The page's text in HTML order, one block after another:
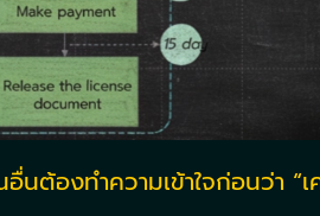
นต้องทำความเข้าใจก่อนว่า